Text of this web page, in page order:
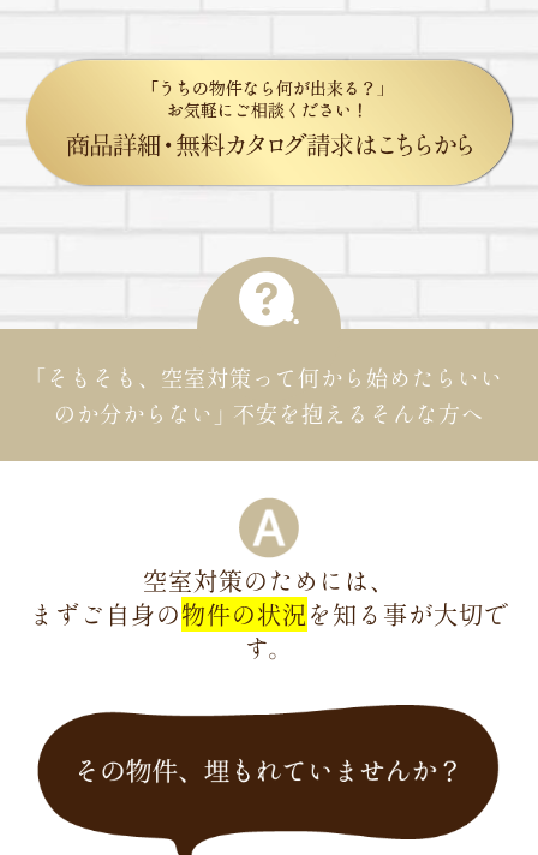
「そもそも、空室対策って何から始めたらいい
のか分からない」 不安を抱えるそんな方へ
空室対策のためには、
まずご自身の物件の状況を知る事が大切で
す。